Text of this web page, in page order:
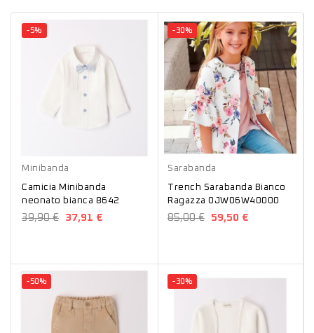
-5%
Minibanda
Camicia Minibanda
neonato bianca 8642
39,90 € 37,91 €
Bianco
-30%
Sarabanda
Trench Sarabanda Bianco
Ragazza 0JW06W40000
85,00 € 59,50 €
-50% -30%